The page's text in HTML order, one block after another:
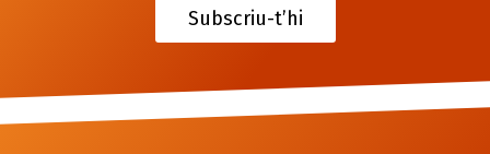
Subscriu-t’hi